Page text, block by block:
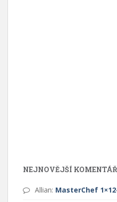
NEJNOVĚJŠÍ
Allian: MasterChef